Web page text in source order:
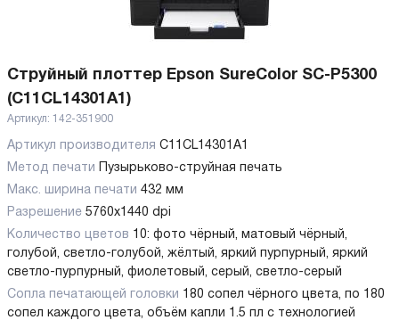
Струйный плоттер Epson SureColor SC-P5300
(C11CL14301A1)
Артикул: 142-351900
Артикул производителя C11CL14301A1
Метод печати
Пузырьково-струйная печать
Макс. ширина печати 432 мм
Разрешение 5760x1440 dpi
Количество цветов 10: фото чёрный, матовый чёрный,
голубой, светло-голубой, жёлтый, яркий пурпурный, яркий
светло-пурпурный, фиолетовый, серый, светло-серый
Сопла печатающей головки 180 сопел чёрного цвета, по 180
сопел каждого цвета, объём капли 1.5 пл с технологией